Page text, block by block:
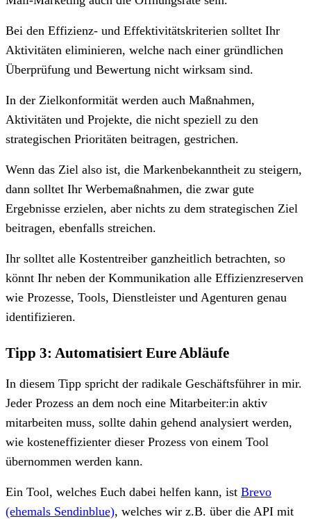
Bei den Effizienz- und Effektivitätskriterien solltet Ihr
Aktivitäten eliminieren, welche nach einer gründlichen
Überprüfung und Bewertung nicht wirksam sind.
In der Zielkonformität werden auch Maßnahmen,
Aktivitäten und Projekte, die nicht speziell zu den
strategischen Prioritäten beitragen, gestrichen.
Wenn das Ziel also ist, die Markenbekanntheit zu steigern,
dann solltet Ihr Werbemaßnahmen, die zwar gute
Ergebnisse erzielen, aber nichts zu dem strategischen Ziel
beitragen, ebenfalls streichen.
Ihr solltet alle Kostentreiber ganzheitlich betrachten, so
könnt Ihr neben der Kommunikation alle Effizienzreserven
wie Prozesse, Tools, Dienstleister und Agenturen genau
identifizieren.
Tipp 3: Automatisiert Eure Abläufe
In diesem Tipp spricht der radikale Geschäftsführer in mir.
Jeder Prozess an dem noch eine Mitarbeiter:in aktiv
mitarbeiten muss, sollte dahin gehend analysiert werden,
wie kosteneffizienter dieser Prozess von einem Tool
übernommen werden kann.
Ein Tool, welches Euch dabei helfen kann, ist Brevo
(ehemals Sendinblue), welches wir z.B. über die API mit